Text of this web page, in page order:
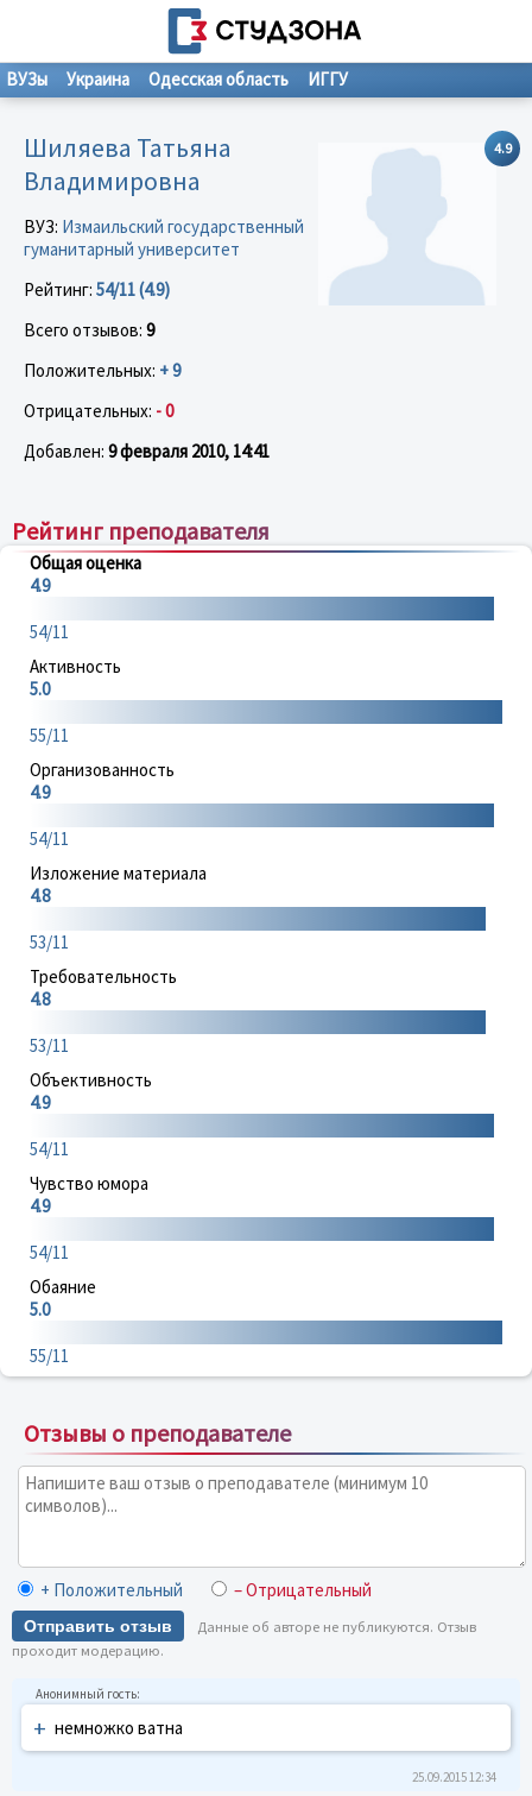
ВУЗы Украина Одесская область ИГГУ
4.9
Шиляева Татьяна
Владимировна
ВУЗ: Измаильский государственный
гуманитарный университет
Рейтинг: 54/11 (4.9)
Всего отзывов: 9
Положительных: + 9
Отрицательных: - 0
Добавлен: 9 февраля 2010, 14:41
Рейтинг преподавателя
Общая оценка
4.9
54/11
Активность
5.0
55/11
Организованность
4.9
54/11
Изложение материала
4.8
53/11
Требовательность
4.8
53/11
Объективность
4.9
54/11
Чувство юмора
4.9
54/11
Обаяние
5.0
55/11
Отзывы о преподавателе
+ Положительный – Отрицательный
Отправить отзыв
Данные об авторе не публикуются. Отзыв
проходит модерацию.
+ немножко ватна
25.09.2015 12:34